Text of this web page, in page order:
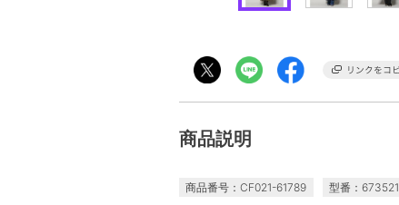
商品説明
商品番号：CF021-61789 型番：